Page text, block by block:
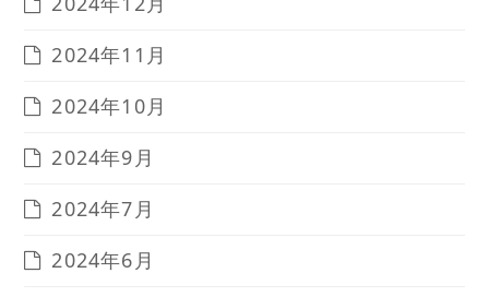
2024年11月
2024年10月
2024年9月
2024年7月
2024年6月